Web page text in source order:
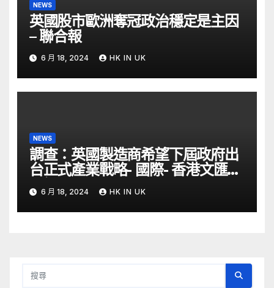
NEWS
英國股市歐洲奪冠政治穩定是主因
– 聯合報
6 月 18, 2024 HK IN UK
NEWS
調查：英國製造商希望下屆政府出
台正式產業戰略- 國際- 香港文匯網
– 文匯報
6 月 18, 2024 HK IN UK